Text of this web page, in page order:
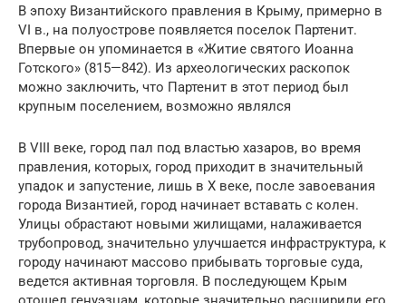
В эпоху Византийского правления в Крыму, примерно в
VI в., на полуострове появляется поселок Партенит.
Впервые он упоминается в «Житие святого Иоанна
Готского» (815—842). Из археологических раскопок
можно заключить, что Партенит в этот период был
крупным поселением, возможно являлся
В VIII веке, город пал под властью хазаров, во время
правления, которых, город приходит в значительный
упадок и запустение, лишь в Х веке, после завоевания
города Византией, город начинает вставать с колен.
Улицы обрастают новыми жилищами, налаживается
трубопровод, значительно улучшается инфраструктура, к
городу начинают массово прибывать торговые суда,
ведется активная торговля. В последующем Крым